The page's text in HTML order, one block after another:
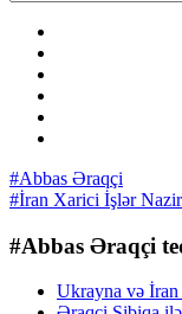
#Abbas Əraqçi
#İran Xarici İşlər
#Abbas Əraqçi
Ukrayna və İran